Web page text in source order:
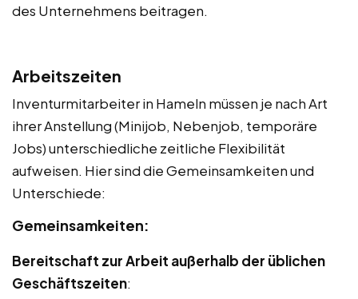
des Unternehmens beitragen.
Arbeitszeiten
Inventurmitarbeiter in Hameln müssen je nach Art
ihrer Anstellung (Minijob, Nebenjob, temporäre
Jobs) unterschiedliche zeitliche Flexibilität
aufweisen. Hier sind die Gemeinsamkeiten und
Unterschiede:
Gemeinsamkeiten:
Bereitschaft zur Arbeit außerhalb der üblichen
Geschäftszeiten: